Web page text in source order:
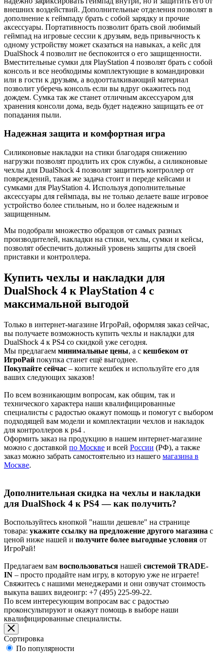
внешних воздействий. Дополнительные отделения позволят в
дополнение к геймпаду брать с собой зарядку и прочие
аксессуары. Портативность позволит брать свой любимый
геймпад на игровые сессии к друзьям, ведь привычность к
одному устройству может сказаться на навыках, а кейс для
DualShock 4 позволит не беспокоится о его защищенности.
Вместительные сумки для PlayStation 4 позволят брать с собой
консоль и все необходимы комплектующие в командировки
или в гости к друзьям, а водоотталкивающий материал
позволит уберечь консоль если вы вдруг окажитесь под
дождем. Сумка так же станет отличным аксессуаром для
хранения консоли дома, ведь будет надежно защищать ее от
попадания пыли.
Надежная защита и комфортная игра
Силиконовые накладки на стики благодаря снижению
нагрузки позволят продлить их срок службы, а силиконовые
чехлы для DualShock 4 позволят защитить контроллер от
повреждений, такая же задача стоит и переде кейсами и
сумками для PlayStation 4. Используя дополнительные
аксессуары для геймпада, вы не только делаете ваше игровое
устройство более стильным, но и более надежным и
защищенным.
Мы подобрали множество образцов от самых разных
производителей, накладки на стики, чехлы, сумки и кейсы,
позволят обеспечить должный уровень защиты для своей
приставки и контроллера.
Купить чехлы и накладки для
DualShock 4 к PlayStation 4 с
максимальной выгодой
Только в интернет-магазине ИгроРай, оформляя заказ сейчас,
вы получаете возможность купить чехлы и накладки для
DualShock 4 к PS4 со скидкой уже сегодня.
Мы предлагаем минимальные цены, а с кешбеком от
ИгроРай покупка станет ещё выгоднее.
Покупайте сейчас – копите кешбек и используйте его для
ваших следующих заказов!
По всем возникающим вопросам, как общим, так и
технического характера наши квалифицированные
специалисты с радостью окажут помощь и помогут с выбором
подходящей вам модели и комплектации чехлов и накладок
для контроллеров к ps4 .
Оформить заказ на продукцию в нашем интернет-магазине
можно с доставкой по Москве и всей России (РФ), а также
заказ можно забрать самостоятельно из нашего магазина в
Москве.
Дополнительная скидка на чехлы и накладки
для DualShock 4 к PS4 — как получить?
Воспользуйтесь кнопкой "нашли дешевле" на странице
товара: укажите ссылку на предложение другого магазина с
ценой ниже нашей и получите более выгодные условия от
ИгроРай!
Предлагаем вам воспользоваться нашей системой TRADE-
IN – просто продайте нам игру, в которую уже не играете!
Свяжитесь с нашими менеджерами и они озвучат стоимость
выкупа ваших видеоигр: +7 (495) 225-99-22.
По всем интересующим вопросам вас с радостью
проконсультируют и окажут помощь в выборе наши
квалифицированные специалисты.
Сортировка
По популярности